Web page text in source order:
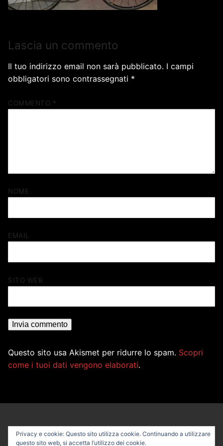
Lascia un commento
Il tuo indirizzo email non sarà pubblicato. I campi
obbligatori sono contrassegnati *
COMMENTO *
NOME
EMAIL
SITO WEB
Questo sito usa Akismet per ridurre lo spam. Scopri
come i tuoi dati vengono elaborati.
Privacy e cookie: Questo sito utilizza cookie. Continuando a utilizzare
questo sito web, si accetta l’utilizzo dei cookie.